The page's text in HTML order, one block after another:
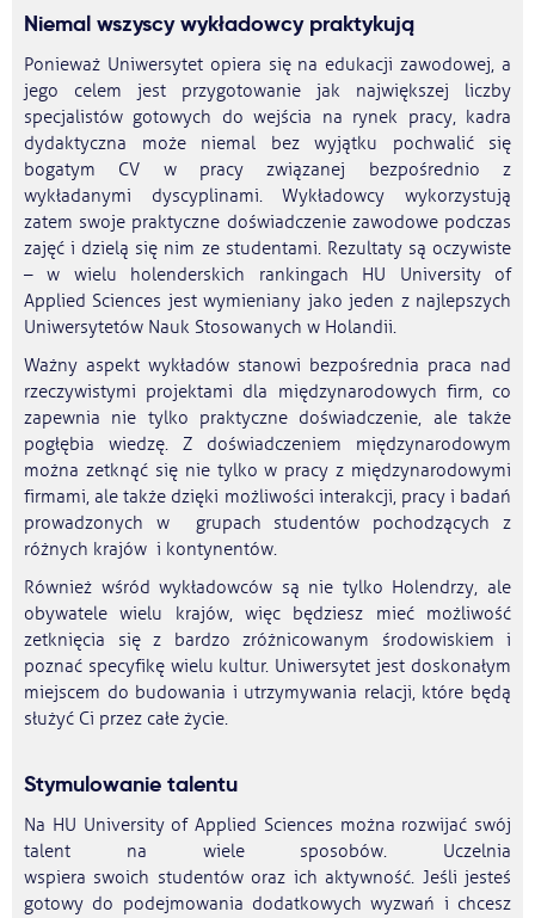
Niemal wszyscy wykładowcy praktykują
Ponieważ Uniwersytet opiera się na edukacji zawodowej, a
jego celem jest przygotowanie jak największej liczby
specjalistów gotowych do wejścia na rynek pracy, kadra
dydaktyczna może niemal bez wyjątku pochwalić się
bogatym CV w pracy związanej bezpośrednio z
wykładanymi dyscyplinami. Wykładowcy wykorzystują
zatem swoje praktyczne doświadczenie zawodowe podczas
zajęć i dzielą się nim ze studentami. Rezultaty są oczywiste
– w wielu holenderskich rankingach HU University of
Applied Sciences jest wymieniany jako jeden z najlepszych
Uniwersytetów Nauk Stosowanych w Holandii.
Ważny aspekt wykładów stanowi bezpośrednia praca nad
rzeczywistymi projektami dla międzynarodowych firm, co
zapewnia nie tylko praktyczne doświadczenie, ale także
pogłębia wiedzę. Z doświadczeniem międzynarodowym
można zetknąć się nie tylko w pracy z międzynarodowymi
firmami, ale także dzięki możliwości interakcji, pracy i badań
prowadzonych w grupach studentów pochodzących z
różnych krajów i kontynentów.
Również wśród wykładowców są nie tylko Holendrzy, ale
obywatele wielu krajów, więc będziesz mieć możliwość
zetknięcia się z bardzo zróżnicowanym środowiskiem i
poznać specyfikę wielu kultur. Uniwersytet jest doskonałym
miejscem do budowania i utrzymywania relacji, które będą
służyć Ci przez całe życie.
Stymulowanie talentu
Na HU University of Applied Sciences można rozwijać swój
talent na wiele sposobów. Uczelnia
wspiera swoich studentów oraz ich aktywność. Jeśli jesteś
gotowy do podejmowania dodatkowych wyzwań i chcesz